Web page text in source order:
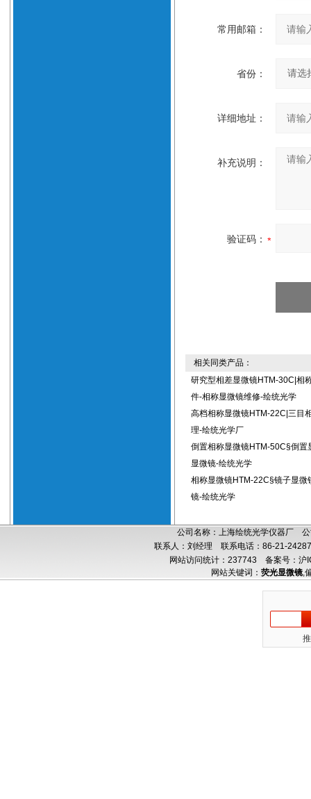
常用邮箱：
省份：
详细地址：
补充说明：
验证码：
相关同类产品：
研究型相差显微镜HTM-30C|相
件-相称显微镜维修-绘统光学
高档相称显微镜HTM-22C|三目
理-绘统光学厂
倒置相称显微镜HTM-50C§倒置
显微镜-绘统光学
相称显微镜HTM-22C§镜子显微
镜-绘统光学
公司名称：上海绘统光学仪器厂
联系人：刘经理 联系电话：86-21-
网站访问统计：237743 备案号：沪
网站关键词： 荧光显微镜,